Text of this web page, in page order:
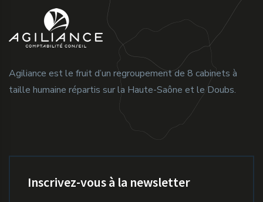
Agiliance est le fruit d’un regroupement de 8 cabinets à
taille humaine répartis sur la Haute-Saône et le Doubs.
Inscrivez-vous à la newsletter